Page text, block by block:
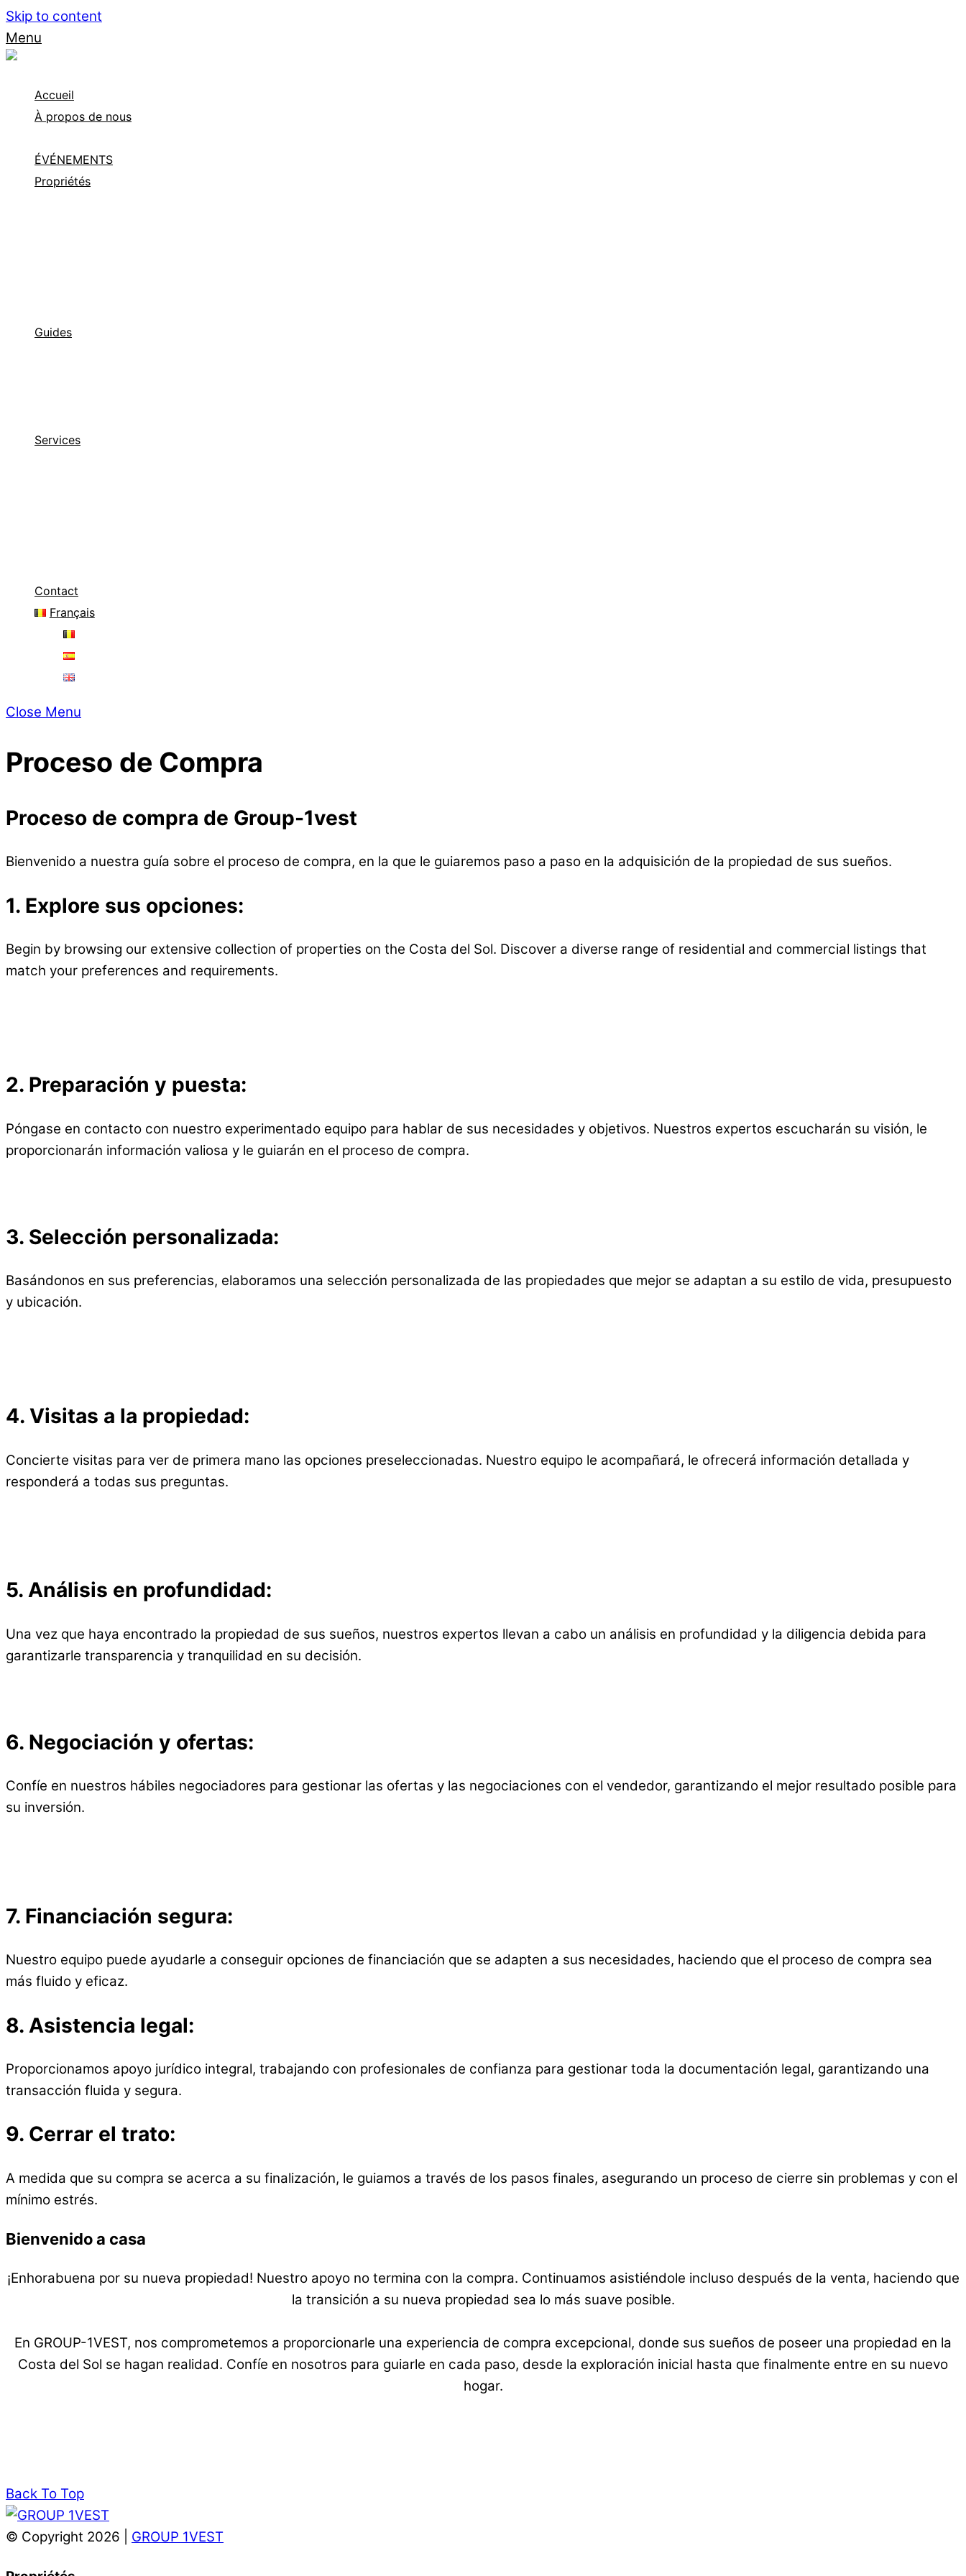
Skip to content
Menu
Accueil
À propos de nous
ÉVÉNEMENTS
Propriétés
Guides
Services
Contact
Français
Close Menu
Proceso de Compra
Proceso de compra de Group-1vest
Bienvenido a nuestra guía sobre el proceso de compra, en la que le guiaremos paso a paso en la adquisición de la propiedad de sus sueños.
1. Explore sus opciones:
Begin by browsing our extensive collection of properties on the Costa del Sol. Discover a diverse range of residential and commercial listings that
match your preferences and requirements.
2. Preparación y puesta:
Póngase en contacto con nuestro experimentado equipo para hablar de sus necesidades y objetivos. Nuestros expertos escucharán su visión, le
proporcionarán información valiosa y le guiarán en el proceso de compra.
3. Selección personalizada:
Basándonos en sus preferencias, elaboramos una selección personalizada de las propiedades que mejor se adaptan a su estilo de vida, presupuesto
y ubicación.
4. Visitas a la propiedad:
Concierte visitas para ver de primera mano las opciones preseleccionadas. Nuestro equipo le acompañará, le ofrecerá información detallada y
responderá a todas sus preguntas.
5. Análisis en profundidad:
Una vez que haya encontrado la propiedad de sus sueños, nuestros expertos llevan a cabo un análisis en profundidad y la diligencia debida para
garantizarle transparencia y tranquilidad en su decisión.
6. Negociación y ofertas:
Confíe en nuestros hábiles negociadores para gestionar las ofertas y las negociaciones con el vendedor, garantizando el mejor resultado posible para
su inversión.
7. Financiación segura:
Nuestro equipo puede ayudarle a conseguir opciones de financiación que se adapten a sus necesidades, haciendo que el proceso de compra sea
más fluido y eficaz.
8. Asistencia legal:
Proporcionamos apoyo jurídico integral, trabajando con profesionales de confianza para gestionar toda la documentación legal, garantizando una
transacción fluida y segura.
9. Cerrar el trato:
A medida que su compra se acerca a su finalización, le guiamos a través de los pasos finales, asegurando un proceso de cierre sin problemas y con el
mínimo estrés.
Bienvenido a casa
¡Enhorabuena por su nueva propiedad! Nuestro apoyo no termina con la compra. Continuamos asistiéndole incluso después de la venta, haciendo que
la transición a su nueva propiedad sea lo más suave posible.
En GROUP-1VEST, nos comprometemos a proporcionarle una experiencia de compra excepcional, donde sus sueños de poseer una propiedad en la
Costa del Sol se hagan realidad. Confíe en nosotros para guiarle en cada paso, desde la exploración inicial hasta que finalmente entre en su nuevo
hogar.
Back To Top
© Copyright 2026 | GROUP 1VEST